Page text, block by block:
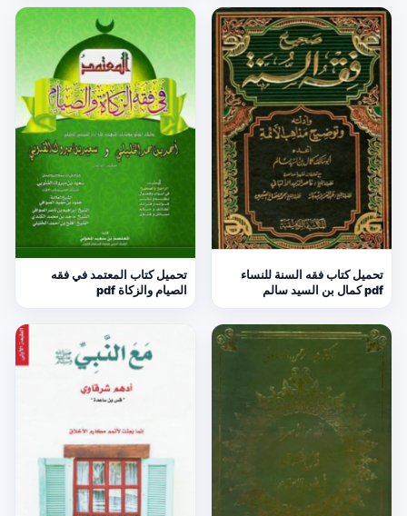
تحميل كتاب فقه السنة للنساء
pdf كمال بن السيد سالم
تحميل كتاب المعتمد في فقه
الصيام والزكاة pdf